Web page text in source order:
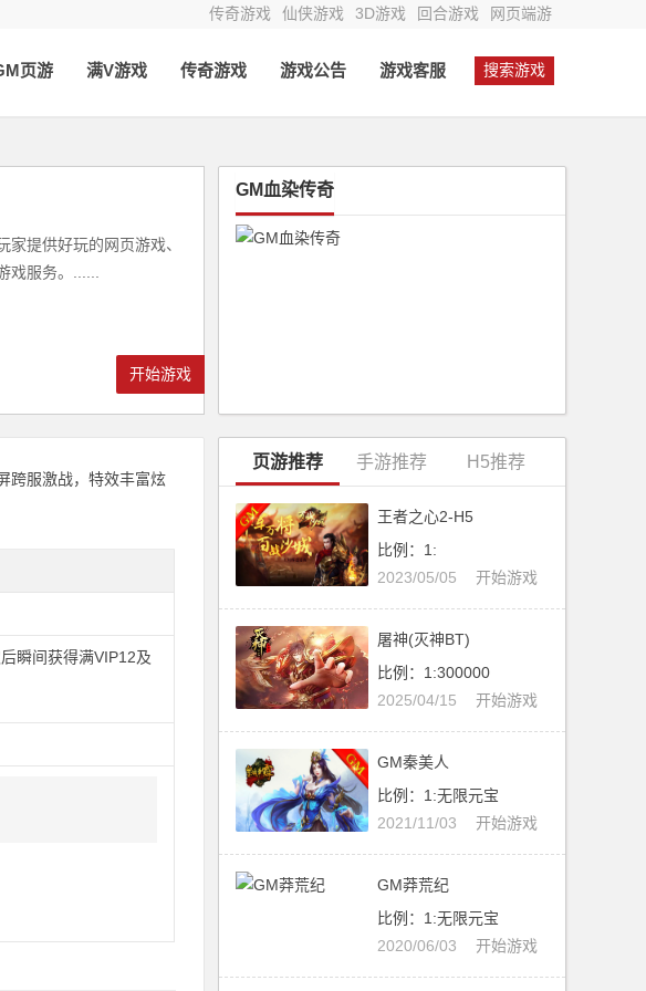
传奇游戏 仙侠游戏 3D游戏 回合游戏 网页端游
搜索游戏
页游 满V游戏 传奇游戏 游戏公告 游戏客服
提供好玩的网页游戏、
服务。......
开始游戏
跨服激战，特效丰富炫
获得满VIP12及
GM血染传奇
页游推荐 手游推荐 H5推荐
王者之心2-H5
比例：1:
开始游戏
2023/05/05
屠神(灭神BT)
比例：1:300000
开始游戏
2025/04/15
GM秦美人
比例：1:无限元宝
开始游戏
2021/11/03
GM莽荒纪
比例：1:无限元宝
开始游戏
2020/06/03